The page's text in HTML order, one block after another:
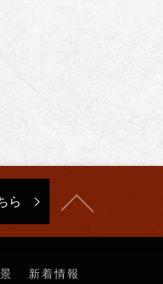
ら
新着情報